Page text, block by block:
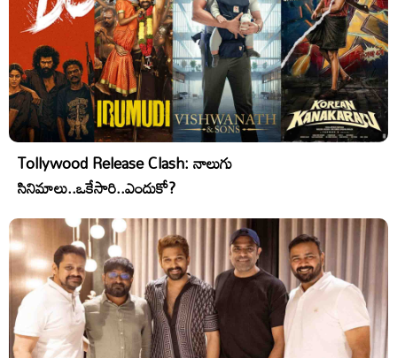
Tollywood Release Clash: నాలుగు
సినిమాలు..ఒకేసారి..ఎందుకో?